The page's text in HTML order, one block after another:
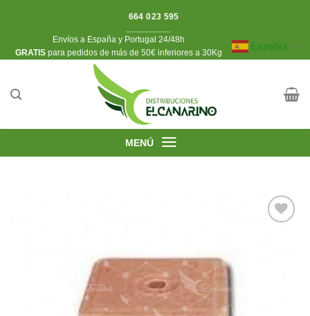
664 023 595
Envíos a España y Portugal 24/48h
​GRATIS para pedidos de más de 50€ inferiores a 30Kg
Español ▼
MENÚ